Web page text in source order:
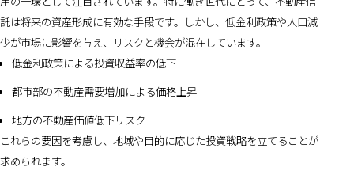
託は将来の資産形成に有効な手段です。しかし、低金利政策や人口減
少が市場に影響を与え、リスクと機会が混在しています。
低金利政策による投資収益率の低下
都市部の不動産需要増加による価格上昇
地方の不動産価値低下リスク
これらの要因を考慮し、地域や目的に応じた投資戦略を立てることが
求められます。